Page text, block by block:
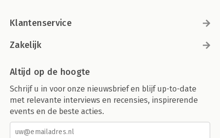
Klantenservice
Zakelijk
Altijd op de hoogte
Schrijf u in voor onze nieuwsbrief en blijf up-to-date
met relevante interviews en recensies, inspirerende
events en de beste acties.